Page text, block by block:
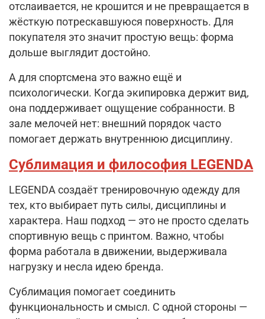
отслаивается, не крошится и не превращается в
жёсткую потрескавшуюся поверхность. Для
покупателя это значит простую вещь: форма
дольше выглядит достойно.
А для спортсмена это важно ещё и
психологически. Когда экипировка держит вид,
она поддерживает ощущение собранности. В
зале мелочей нет: внешний порядок часто
помогает держать внутреннюю дисциплину.
Сублимация и философия LEGENDA
LEGENDA создаёт тренировочную одежду для
тех, кто выбирает путь силы, дисциплины и
характера. Наш подход — это не просто сделать
спортивную вещь с принтом. Важно, чтобы
форма работала в движении, выдерживала
нагрузку и несла идею бренда.
Сублимация помогает соединить
функциональность и смысл. С одной стороны —